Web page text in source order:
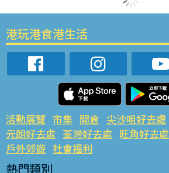
港玩港食港生活
活動展覽 市集 開倉 尖沙咀好去處
元朗好去處 荃灣好去處 旺角好去處
戶外郊遊 社會福利
熱門類別